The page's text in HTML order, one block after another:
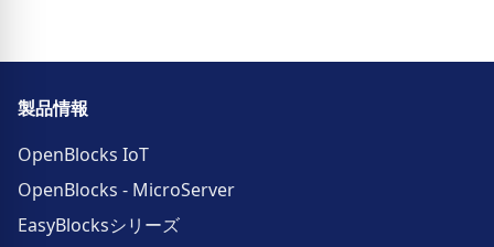
製品情報
OpenBlocks IoT
OpenBlocks - MicroServer
EasyBlocksシリーズ